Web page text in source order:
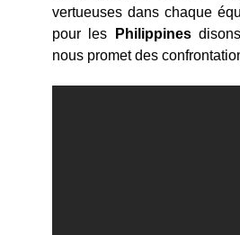
vertueuses dans chaque
pour les
Philippines
nous promet des